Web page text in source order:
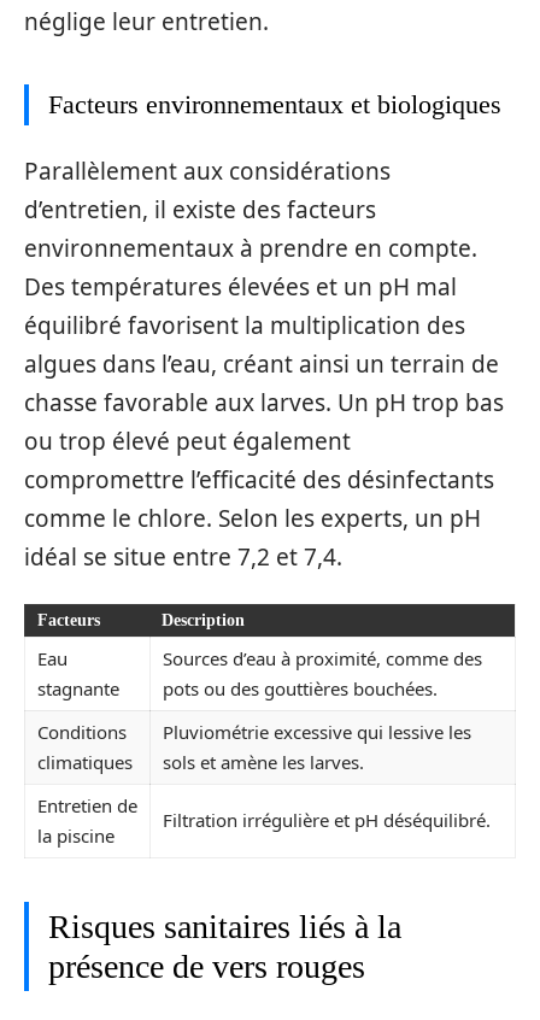
néglige leur entretien.
Facteurs environnementaux et biologiques
Parallèlement aux considérations
d’entretien, il existe des facteurs
environnementaux à prendre en compte.
Des températures élevées et un pH mal
équilibré favorisent la multiplication des
algues dans l’eau, créant ainsi un terrain de
chasse favorable aux larves. Un pH trop bas
ou trop élevé peut également
compromettre l’efficacité des désinfectants
comme le chlore. Selon les experts, un pH
idéal se situe entre 7,2 et 7,4.
Facteurs Description
Eau
stagnante
Sources d’eau à proximité, comme des
pots ou des gouttières bouchées.
Conditions
climatiques
Pluviométrie excessive qui lessive les
sols et amène les larves.
Entretien de
la piscine
Filtration irrégulière et pH déséquilibré.
Risques sanitaires liés à la
présence de vers rouges